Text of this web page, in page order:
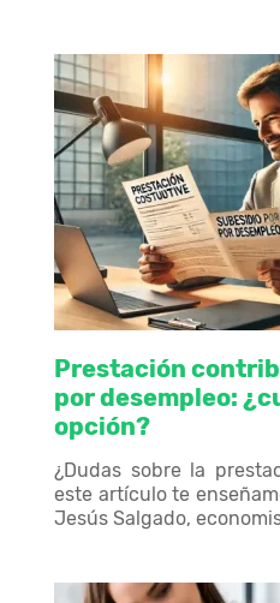
Prestación
por desempleo:
opción?
¿Dudas sobre la
este artículo te
Jesús Salgado,